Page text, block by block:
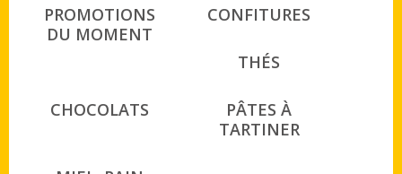
PROMOTIONS
DU MOMENT
CONFITURES
THÉS
CHOCOLATS
PÂTES À
TARTINER